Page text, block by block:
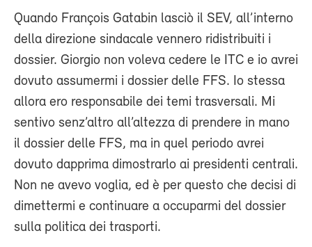
Quando François Gatabin lasciò il SEV, all’interno
della direzione sindacale vennero ridistribuiti i
dossier. Giorgio non voleva cedere le ITC e io avrei
dovuto assumermi i dossier delle FFS. Io stessa
allora ero responsabile dei temi trasversali. Mi
sentivo senz’altro all’altezza di prendere in mano
il dossier delle FFS, ma in quel periodo avrei
dovuto dapprima dimostrarlo ai presidenti centrali.
Non ne avevo voglia, ed è per questo che decisi di
dimettermi e continuare a occuparmi del dossier
sulla politica dei trasporti.